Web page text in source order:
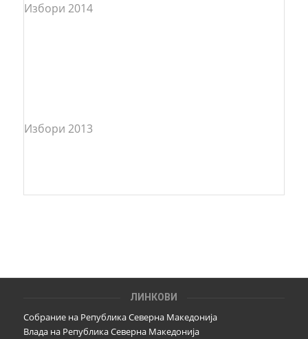
Избори 2014
Избори 2013
ЛИНКОВИ
Собрание на Република Северна Македонија
Влада на Република Северна Македонија